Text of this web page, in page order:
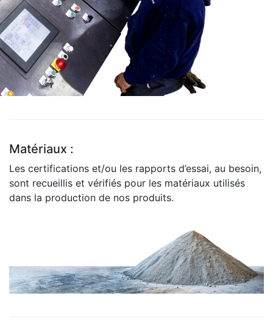
Matériaux :
Les certifications et/ou les rapports d’essai, au besoin,
sont recueillis et vérifiés pour les matériaux utilisés
dans la production de nos produits.